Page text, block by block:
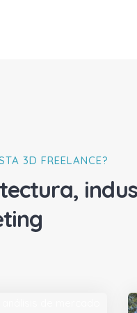
3D FREELANCE?